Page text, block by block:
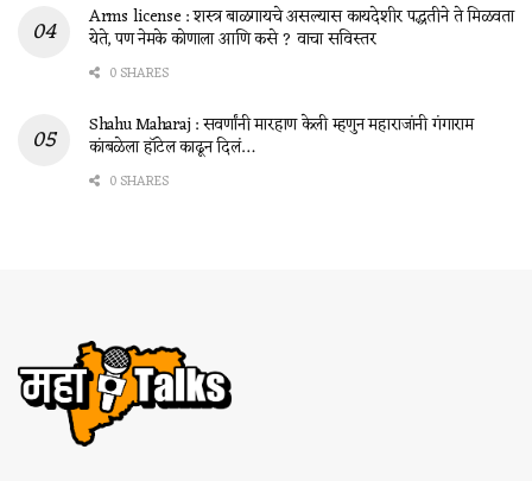
Arms license : शस्त्र बाळगायचे असल्यास कायदेशीर पद्धतीने ते मिळवता
येते, पण नेमके कोणाला आणि कसे ? वाचा सविस्तर
0 SHARES
Shahu Maharaj : सवर्णांनी मारहाण केली म्हणुन महाराजांनी गंगाराम
कांबळेला हॉटेल काढून दिलं…
0 SHARES